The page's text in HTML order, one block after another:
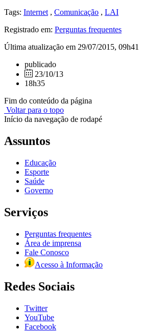
Tags: Internet , Comunicação , LAI
Registrado em: Perguntas frequentes
Última atualização em 29/07/2015, 09h41
publicado
23/10/13
18h35
Fim do conteúdo da página
Voltar para o topo
Início da navegação de rodapé
Assuntos
Educação
Esporte
Saúde
Governo
Serviços
Perguntas frequentes
Área de imprensa
Fale Conosco
Acesso à Informação
Redes Sociais
Twitter
YouTube
Facebook